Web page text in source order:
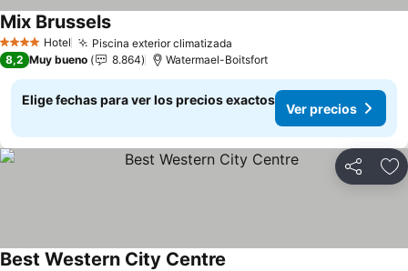
4 EstrellasHotel Piscina exterior climatizada
Mix BrusselsVer precios
8,2 Muy bueno 8.864 Watermael-Boitsfort
Elige fechas para ver los precios exactos
Ver precios
Compartir
Best Western City Centre